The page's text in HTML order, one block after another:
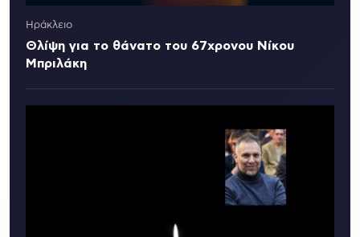
Ηράκλειο
Θλίψη για το θάνατο του 67χρονου Νίκου
Μπριλάκη